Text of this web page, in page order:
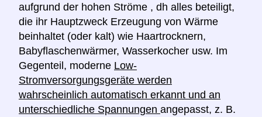
aufgrund der hohen Ströme , dh alles beteiligt,
die ihr Hauptzweck Erzeugung von Wärme
beinhaltet (oder kalt) wie Haartrocknern,
Babyflaschenwärmer, Wasserkocher usw. Im
Gegenteil, moderne Low-
Stromversorgungsgeräte werden
wahrscheinlich automatisch erkannt und an
unterschiedliche Spannungen angepasst, z. B.